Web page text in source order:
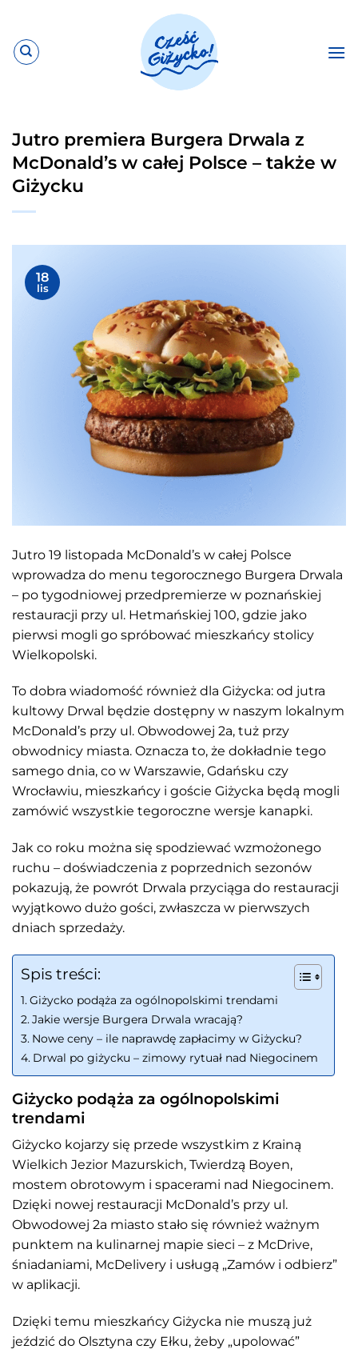
zawartości
Jutro premiera Burgera Drwala z
McDonald’s w całej Polsce – także w
Giżycku
18
lis
Jutro 19 listopada McDonald’s w całej Polsce
wprowadza do menu tegorocznego Burgera Drwala
– po tygodniowej przedpremierze w poznańskiej
restauracji przy ul. Hetmańskiej 100, gdzie jako
pierwsi mogli go spróbować mieszkańcy stolicy
Wielkopolski.
To dobra wiadomość również dla Giżycka: od jutra
kultowy Drwal będzie dostępny w naszym lokalnym
McDonald’s przy ul. Obwodowej 2a, tuż przy
obwodnicy miasta. Oznacza to, że dokładnie tego
samego dnia, co w Warszawie, Gdańsku czy
Wrocławiu, mieszkańcy i goście Giżycka będą mogli
zamówić wszystkie tegoroczne wersje kanapki.
Jak co roku można się spodziewać wzmożonego
ruchu – doświadczenia z poprzednich sezonów
pokazują, że powrót Drwala przyciąga do restauracji
wyjątkowo dużo gości, zwłaszcza w pierwszych
dniach sprzedaży.
Spis treści:
Giżycko podąża za ogólnopolskimi trendami
Jakie wersje Burgera Drwala wracają?
Nowe ceny – ile naprawdę zapłacimy w Giżycku?
Drwal po giżycku – zimowy rytuał nad Niegocinem
Giżycko podąża za ogólnopolskimi
trendami
Giżycko kojarzy się przede wszystkim z Krainą
Wielkich Jezior Mazurskich, Twierdzą Boyen,
mostem obrotowym i spacerami nad Niegocinem.
Dzięki nowej restauracji McDonald’s przy ul.
Obwodowej 2a miasto stało się również ważnym
punktem na kulinarnej mapie sieci – z McDrive,
śniadaniami, McDelivery i usługą „Zamów i odbierz”
w aplikacji.
Dzięki temu mieszkańcy Giżycka nie muszą już
jeździć do Olsztyna czy Ełku, żeby „upolować”